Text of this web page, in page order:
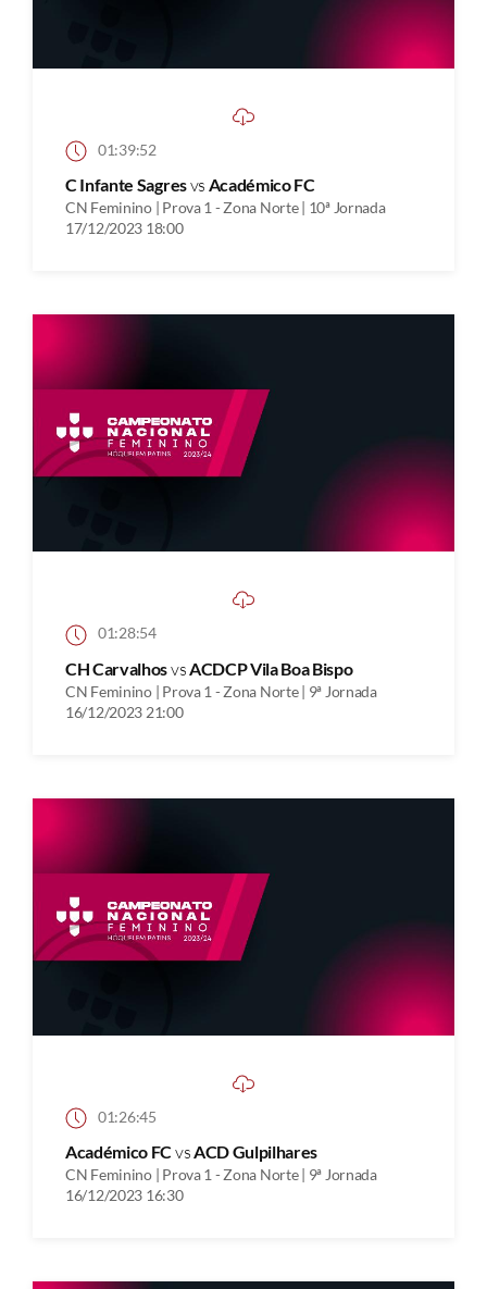
01:39:52
C Infante Sagresvs Académico FC
CN Feminino | Prova 1 - Zona Norte | 10ª Jornada
17/12/2023 18:00
01:28:54
CH Carvalhosvs ACDCP Vila Boa Bispo
CN Feminino | Prova 1 - Zona Norte | 9ª Jornada
16/12/2023 21:00
01:26:45
Académico FCvsACD Gulpilhares
CN Feminino | Prova 1 - Zona Norte | 9ª Jornada
16/12/2023 16:30